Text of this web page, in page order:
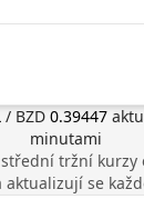
/ BZD 0.39447
minutami
tržní kurzy
se